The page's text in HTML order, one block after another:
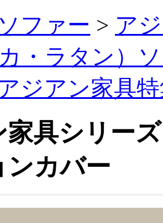
ソファー > ア
・ラタン）
アジアン家具
家具シリー
ンカバー